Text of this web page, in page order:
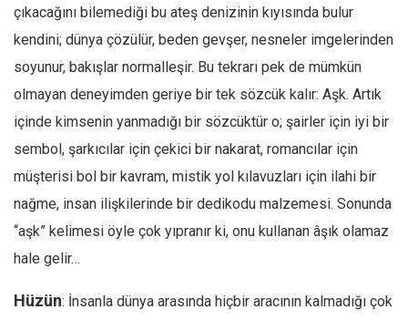
Yvonne Ridley
Barış Tarımcıoğlu
Ömer Kayani
Yusuf Armağan
Hasanali Yıldırım
Leyla Şerif Emin
Abir E. Nahas
Bağdagül Öz
çıkacağını bilemediği bu ateş denizinin kıyısında bulur
kendini; dünya çözülür, beden gevşer, nesneler imgelerinden
soyunur, bakışlar normalleşir. Bu tekrarı pek de mümkün
olmayan deneyimden geriye bir tek sözcük kalır: Aşk. Artık
içinde kimsenin yanmadığı bir sözcüktür o; şairler için iyi bir
sembol, şarkıcılar için çekici bir nakarat, romancılar için
müşterisi bol bir kavram, mistik yol kılavuzları için ilahi bir
nağme, insan ilişkilerinde bir dedikodu malzemesi. Sonunda
“aşk” kelimesi öyle çok yıpranır ki, onu kullanan âşık olamaz
hale gelir…
Hüzün: İnsanla dünya arasında hiçbir aracının kalmadığı çok